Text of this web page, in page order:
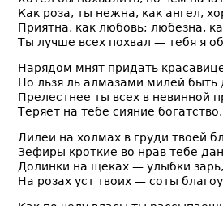
Как роза, ты нежна, как ангел,
Приятна, как любовь; любезна,
Ты лучше всех похвал — тебя я
Нарядом мнят придать
Но льзя ль алмазами милей быть
Прелестнее ты всех в невинной
Теряет на тебе сияние богатство.
Лилеи на холмах в груди твоей
Зефиры кроткие во нрав тебе
Долинки на щеках — улыбки
На розах уст твоих — соты